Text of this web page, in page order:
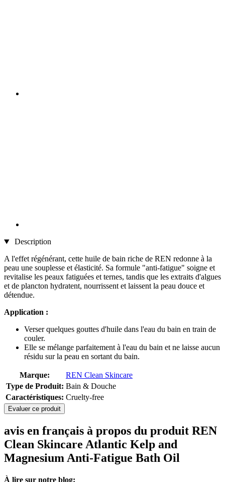
Description
A l'effet régénérant, cette huile de bain riche de REN redonne à la
peau une souplesse et élasticité. Sa formule "anti-fatigue" soigne et
revitalise les peaux fatiguées et ternes, tandis que les extraits d'algues
et de plancton hydratent, nourrissent et laissent la peau douce et
détendue.
Application :
Verser quelques gouttes d'huile dans l'eau du bain en train de
couler.
Elle se mélange parfaitement à l'eau du bain et ne laisse aucun
résidu sur la peau en sortant du bain.
Marque:
REN Clean Skincare
Type de Produit: Bain & Douche
Caractéristiques: Cruelty-free
Evaluer ce produit
avis en français à propos du produit REN
Clean Skincare Atlantic Kelp and
Magnesium Anti-Fatigue Bath Oil
À lire sur notre blog: